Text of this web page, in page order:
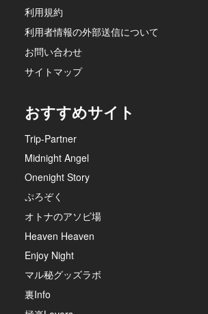
利用規約
利用者情報の外部送信について
お問い合わせ
サイトマップ
おすすめサイト
Trip-Partner
Midnight Angel
Onenight Story
ぷろぞく
オトナのアソビ場
Heaven Heaven
Enjoy Night
マル秘グッズラボ
裏Info